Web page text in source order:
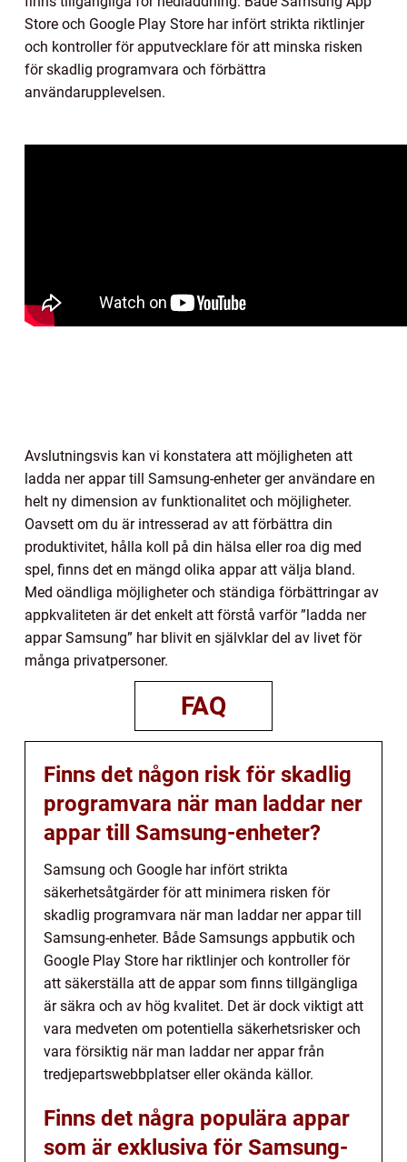
Store och Google Play Store har infört strikta riktlinjer
och kontroller för apputvecklare för att minska risken
för skadlig programvara och förbättra
användarupplevelsen.
Avslutningsvis kan vi konstatera att möjligheten att
ladda ner appar till Samsung-enheter ger användare en
helt ny dimension av funktionalitet och möjligheter.
Oavsett om du är intresserad av att förbättra din
produktivitet, hålla koll på din hälsa eller roa dig med
spel, finns det en mängd olika appar att välja bland.
Med oändliga möjligheter och ständiga förbättringar av
appkvaliteten är det enkelt att förstå varför ”ladda ner
appar Samsung” har blivit en självklar del av livet för
många privatpersoner.
FAQ
Finns det någon risk för skadlig
programvara när man laddar ner
appar till Samsung-enheter?
Samsung och Google har infört strikta
säkerhetsåtgärder för att minimera risken för
skadlig programvara när man laddar ner appar till
Samsung-enheter. Både Samsungs appbutik och
Google Play Store har riktlinjer och kontroller för
att säkerställa att de appar som finns tillgängliga
är säkra och av hög kvalitet. Det är dock viktigt att
vara medveten om potentiella säkerhetsrisker och
vara försiktig när man laddar ner appar från
tredjepartswebbplatser eller okända källor.
Finns det några populära appar
som är exklusiva för Samsung-